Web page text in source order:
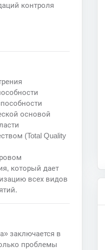
контроля
основой
(Total Quality
который дает
всех видов
заключается в
проблемы